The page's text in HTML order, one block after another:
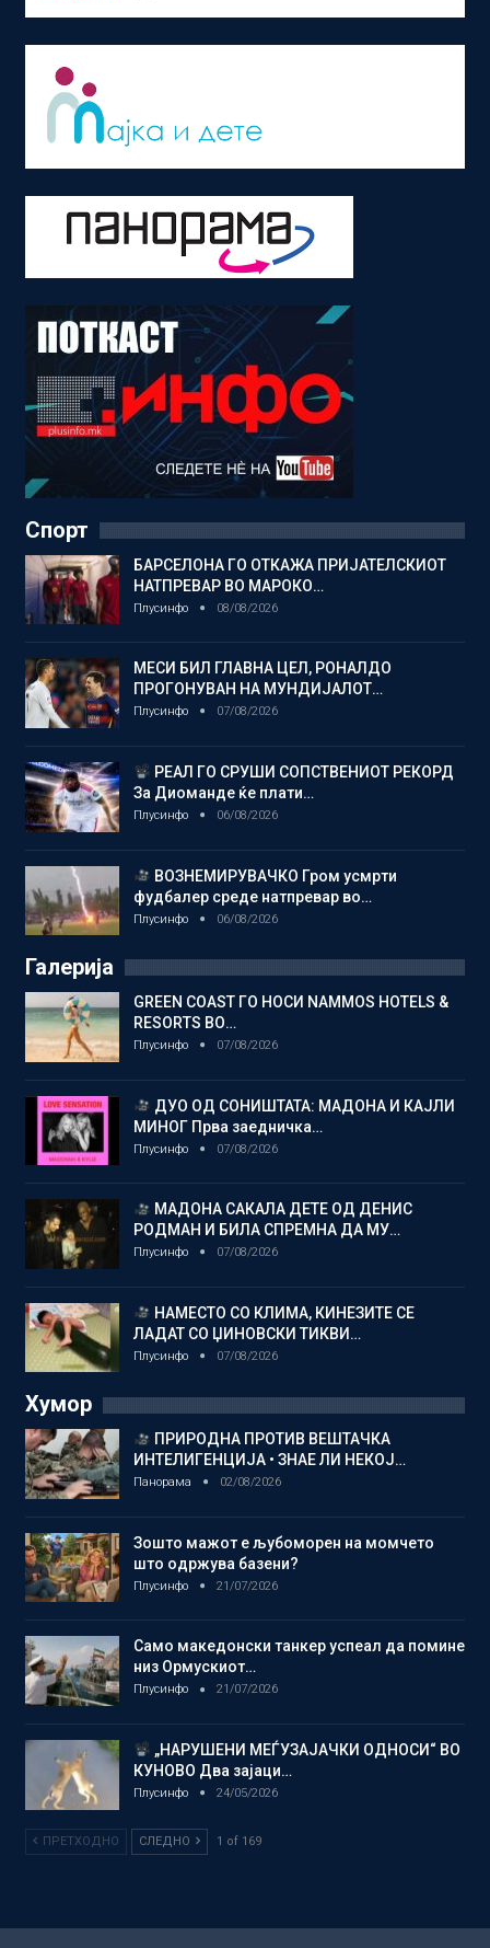
Спорт
БАРСЕЛОНА ГО ОТКАЖА ПРИЈАТЕЛСКИОТ
НАТПРЕВАР ВО МАРОКО…
Плусинфо 08/08/2026
МЕСИ БИЛ ГЛАВНА ЦЕЛ, РОНАЛДО
ПРОГОНУВАН НА МУНДИЈАЛОТ…
Плусинфо 07/08/2026
РЕАЛ ГО СРУШИ СОПСТВЕНИОТ РЕКОРД
За Диоманде ќе плати…
Плусинфо 06/08/2026
ВОЗНЕМИРУВАЧКО Гром усмрти
фудбалер среде натпревар во…
Плусинфо 06/08/2026
Галерија
GREEN COAST ГО НОСИ NAMMOS HOTELS &
RESORTS ВО…
Плусинфо 07/08/2026
ДУО ОД СОНИШТАТА: МАДОНА И КАЈЛИ
МИНОГ Прва заедничка…
Плусинфо 07/08/2026
МАДОНА САКАЛА ДЕТЕ ОД ДЕНИС
РОДМАН И БИЛА СПРЕМНА ДА МУ…
Плусинфо 07/08/2026
НАМЕСТО СО КЛИМА, КИНЕЗИТЕ СЕ
ЛАДАТ СО ЏИНОВСКИ ТИКВИ…
Плусинфо 07/08/2026
Хумор
ПРИРОДНА ПРОТИВ ВЕШТАЧКА
ИНТЕЛИГЕНЦИЈА • ЗНАЕ ЛИ НЕКОЈ…
Панорама 02/08/2026
Зошто мажот е љубоморен на момчето
што одржува базени?
Плусинфо 21/07/2026
Само македонски танкер успеал да помине
низ Ормускиот…
Плусинфо 21/07/2026
„НАРУШЕНИ МЕЃУЗАЈАЧКИ ОДНОСИ“ ВО
КУНОВО Два зајаци…
Плусинфо 24/05/2026
ПРЕТХОДНО СЛЕДНО 1 of 169